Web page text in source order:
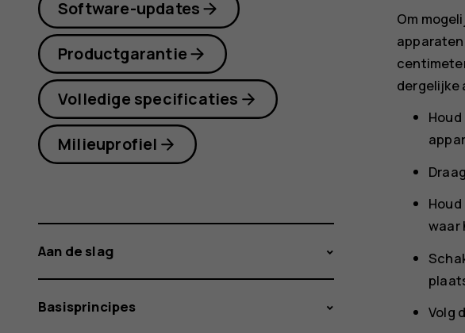
Om
dergelijke
waar
Volg
Software-updates
Productgarantie
Volledige specificaties
Milieuprofiel
Aan de slag
Basisprincipes